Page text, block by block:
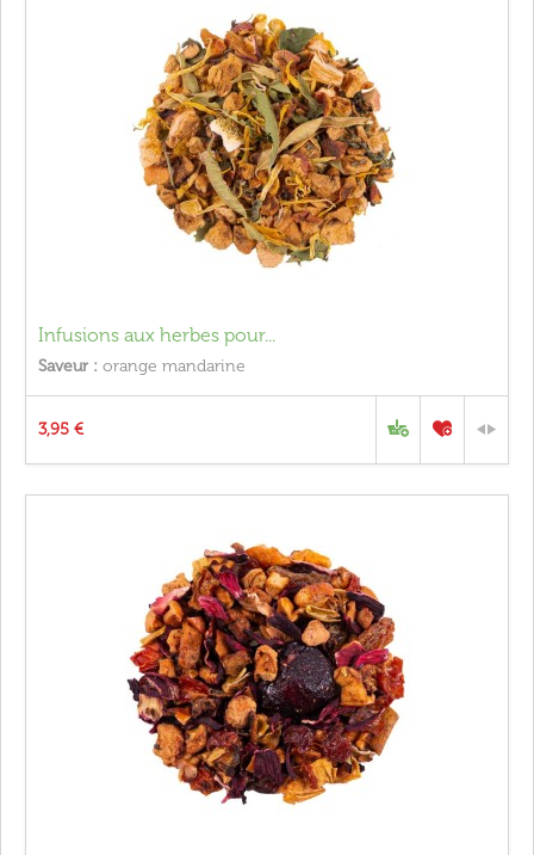
Infusions aux herbes pour...
Saveur : orange mandarine
3,95 €